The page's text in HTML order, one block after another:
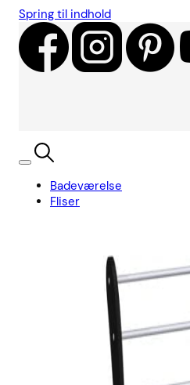
Spring til indhold
Badeværelse
Fliser
Søg Kurv
indretningskonsulent